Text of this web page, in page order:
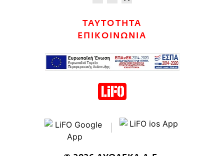
ΤΑΥΤΟΤΗΤΑ
ΕΠΙΚΟΙΝΩΝΙΑ